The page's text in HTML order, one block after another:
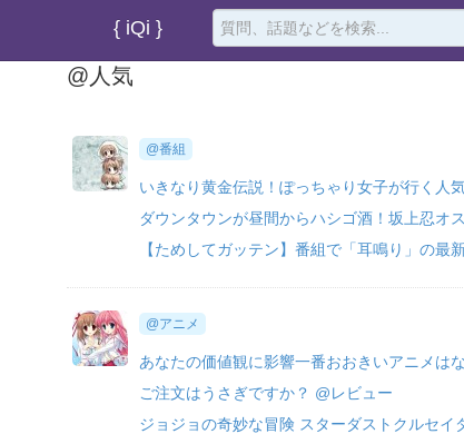
{ iQi }
@人気
@番組
いきなり黄金伝説！ぽっちゃり女子が行く人
ダウンタウンが昼間からハシゴ酒！坂上忍オ
【ためしてガッテン】番組で「耳鳴り」の最
@アニメ
あなたの価値観に影響一番おおきいアニメは
ご注文はうさぎですか？ @レビュー
ジョジョの奇妙な冒険 スターダストクルセイ